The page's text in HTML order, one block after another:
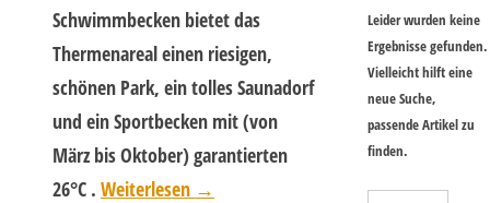
Schwimmbecken bietet das
Thermenareal einen riesigen,
schönen Park, ein tolles Saunadorf
und ein Sportbecken mit (von
März bis Oktober) garantierten
26°C . Weiterlesen →
Leider wurden keine
Ergebnisse gefunden.
Vielleicht hilft eine
neue Suche,
passende Artikel zu
finden.